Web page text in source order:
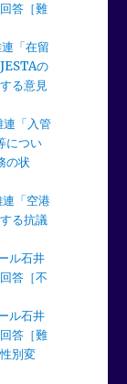
答［難
「在留
の
る意見
「入管
につい
の状
「空港
る抗議
ル石井
答［不
ル石井
答［難
別変